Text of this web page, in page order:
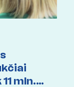
mln.